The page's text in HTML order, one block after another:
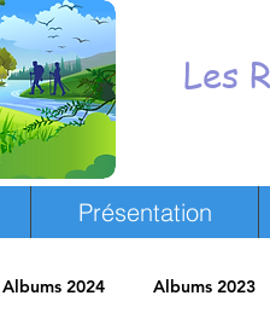
Les
Présentation
Albums 2024 Albums 2023